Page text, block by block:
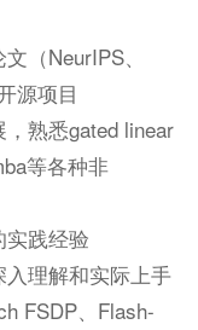
（NeurIPS、
源项目
熟悉gated linear
等各种非
践经验
理解和实际上手
FSDP、Flash-